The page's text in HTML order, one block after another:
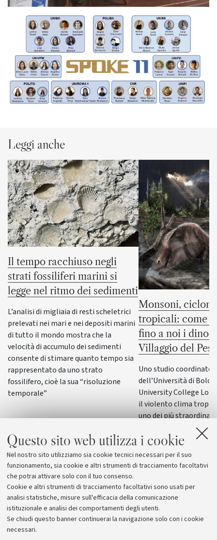
Questo sito web utilizza i cookie
Nel nostro sito utilizziamo sia cookie tecnici necessari per il suo
funzionamento, sia cookie e altri strumenti di tracciamento facoltativi
che potrai attivare solo con il tuo consenso.
Cookie e altri strumenti di tracciamento facoltativi sono usati per
analisi statistiche, misure sull'efficacia della comunicazione
istituzionale e analisi dei comportamenti degli utenti.
Se chiudi questo banner continuerai la navigazione solo con i cookie
necessari.
Leggi anche
Il tempo racchiuso negli
strati fossiliferi marini si
legge nel ritmo dei sedimenti
L’analisi di migliaia di resti scheletrici
prelevati nei mari e nei depositi marini
di tutto il mondo mostra che la
velocità di accumulo dei sedimenti
consente di stimare quanto tempo sia
rappresentato da uno strato
fossilifero, cioè la sua “risoluzione
temporale”
Monsoni, cicloni
tropicali: come
fino a noi i
Villaggio del
Uno studio coordinato
dell’Università di
University College
il violento clima
uno dei più
del Cretaceo,
Trieste: lo stesso
collega i gas serra a
meteorologici estremi